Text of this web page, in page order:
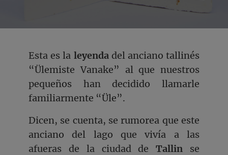
Esta es la leyendadel anciano tallinés
“Ülemiste Vanake” al que nuestros
pequeños han decidido llamarle
familiarmente “Üle”.
Dicen, se cuenta, se rumorea que este
anciano del lago que vivía a las
afueras de la ciudad deTallin se